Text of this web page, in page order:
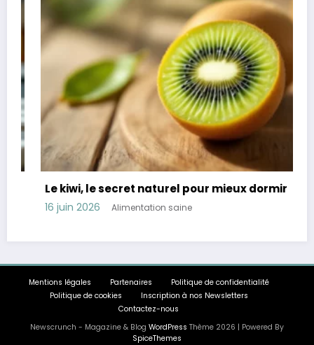
Le kiwi, le secret naturel pour mieux dormir
16 juin 2026 Alimentation saine
Mentions légales Partenaires
Politique de confidentialité
Politique de cookies
Inscription à nos Newsletters
Contactez-nous
Newscrunch - Magazine & Blog WordPress Thème 2026 | Powered By
SpiceThemes